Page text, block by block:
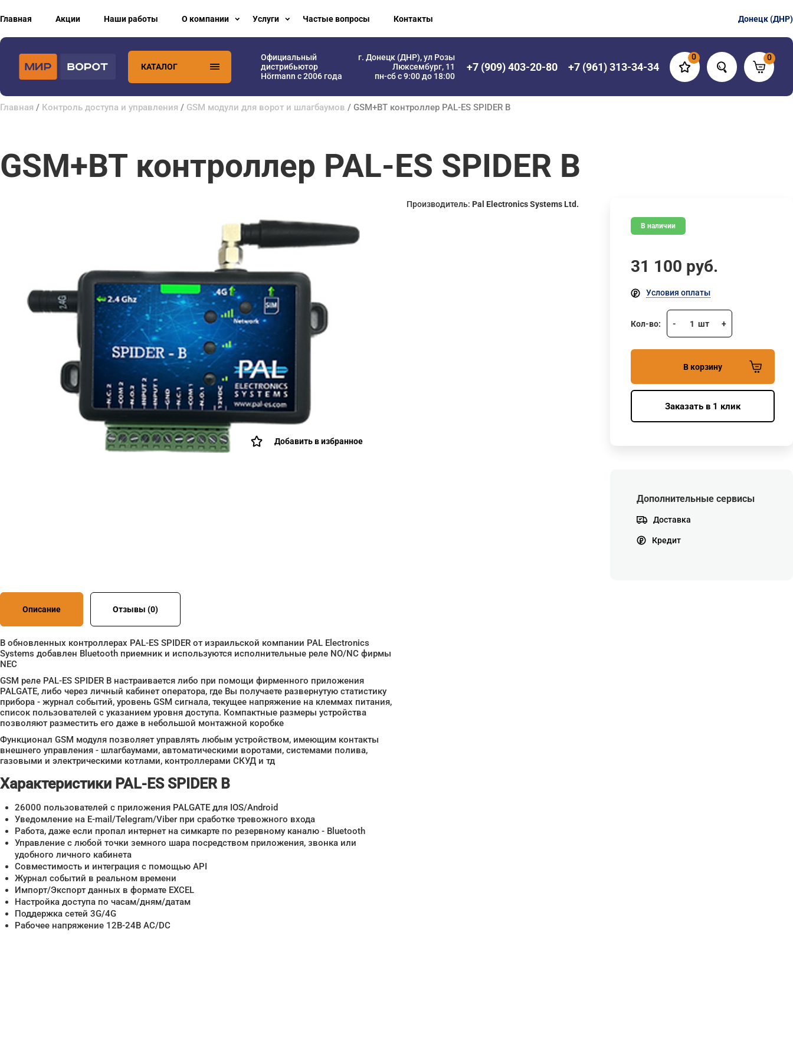
Главная Акции Наши работы О компании Услуги Частые вопросы Контакты Донецк (ДНР)
КАТАЛОГ
Официальный
дистрибьютор
Hörmann с 2006 года
г. Донецк (ДНР), ул Розы
Люксембург, 11
пн-сб с 9:00 до 18:00
+7 (909) 403-20-80 +7 (961) 313-34-34
0 0
Главная / Контроль доступа и управления / GSM модули для ворот и шлагбаумов / GSM+BT контроллер PAL-ES SPIDER B
GSM+BT контроллер PAL-ES SPIDER B
Добавить в избранное
Производитель: Pal Electronics Systems Ltd.
В наличии
31 100 руб.
Условия оплаты
Кол-во: - 1 шт +
В корзину
Заказать в 1 клик
Дополнительные сервисы
Доставка
Кредит
Описание Отзывы (0)
В обновленных контроллерах PAL-ES SPIDER от израильской компании PAL Electronics
Systems добавлен Bluetooth приемник и используются исполнительные реле NO/NC фирмы
NEC
GSM реле PAL-ES SPIDER B настраивается либо при помощи фирменного приложения
PALGATE, либо через личный кабинет оператора, где Вы получаете развернутую статистику
прибора - журнал событий, уровень GSM сигнала, текущее напряжение на клеммах питания,
список пользователей с указанием уровня доступа. Компактные размеры устройства
позволяют разместить его даже в небольшой монтажной коробке
Функционал GSM модуля позволяет управлять любым устройством, имеющим контакты
внешнего управления - шлагбаумами, автоматическими воротами, системами полива,
газовыми и электрическими котлами, контроллерами СКУД и тд
Характеристики PAL-ES SPIDER B
26000 пользователей с приложения PALGATE для IOS/Android
Уведомление на E-mail/Telegram/Viber при сработке тревожного входа
Работа, даже если пропал интернет на симкарте по резервному каналю - Bluetooth
Управление с любой точки земного шара посредством приложения, звонка или
удобного личного кабинета
Совместимость и интеграция с помощью API
Журнал событий в реальном времени
Импорт/Экспорт данных в формате EXCEL
Настройка доступа по часам/дням/датам
Поддержка сетей 3G/4G
Рабочее напряжение 12В-24В AC/DC